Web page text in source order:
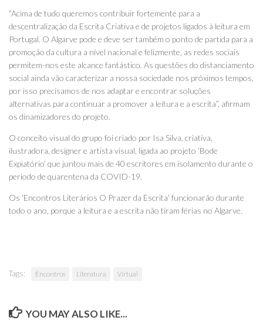
“Acima de tudo queremos contribuir fortemente para a
descentralização da Escrita Criativa e de projetos ligados à leitura em
Portugal. O Algarve pode e deve ser também o ponto de partida para a
promoção da cultura a nível nacional e felizmente, as redes sociais
permitem-nos este alcance fantástico. As questões do distanciamento
social ainda vão caracterizar a nossa sociedade nos próximos tempos,
por isso precisamos de nos adaptar e encontrar soluções
alternativas para continuar a promover a leitura e a escrita”, afirmam
os dinamizadores do projeto.
O conceito visual do grupo foi criado por Isa Silva, criativa,
ilustradora, designer e artista visual, ligada ao projeto ‘Bode
Expiatório’ que juntou mais de 40 escritores em isolamento durante o
período de quarentena da COVID-19.
Os ‘Encontros Literários O Prazer da Escrita’ funcionarão durante
todo o ano, porque a leitura e a escrita não tiram férias no Algarve.
Tags: Encontros Literatura Virtual
YOU MAY ALSO LIKE...